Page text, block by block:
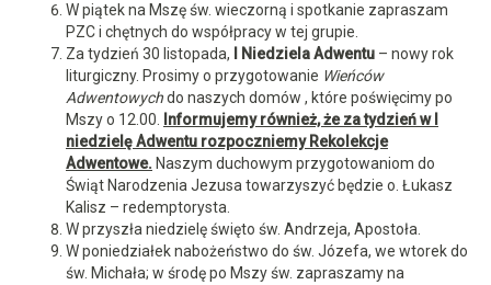
W piątek na Mszę św. wieczorną i spotkanie zapraszam
PZC i chętnych do współpracy w tej grupie.
Za tydzień 30 listopada,
I Niedziela Adwentu – nowy rok
liturgiczny. Prosimy o przygotowanie Wieńców
Adwentowychdo naszych domów , które poświęcimy po
Mszy o 12.00.
Informujemy również, że za tydzień w I
niedzielę Adwentu rozpoczniemy Rekolekcje
Adwentowe. Naszym duchowym przygotowaniom do
Świąt Narodzenia Jezusa towarzyszyć będzie o. Łukasz
Kalisz – redemptorysta.
W przyszła niedzielę święto św. Andrzeja, Apostoła.
W poniedziałek nabożeństwo do św. Józefa, we wtorek do
św. Michała; w środę po Mszy św. zapraszamy na